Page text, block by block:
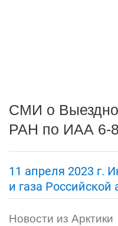
СМИ о
РАН по ИАА 6-8
11 апреля 2023 г.
и газа
Новости из Арктики